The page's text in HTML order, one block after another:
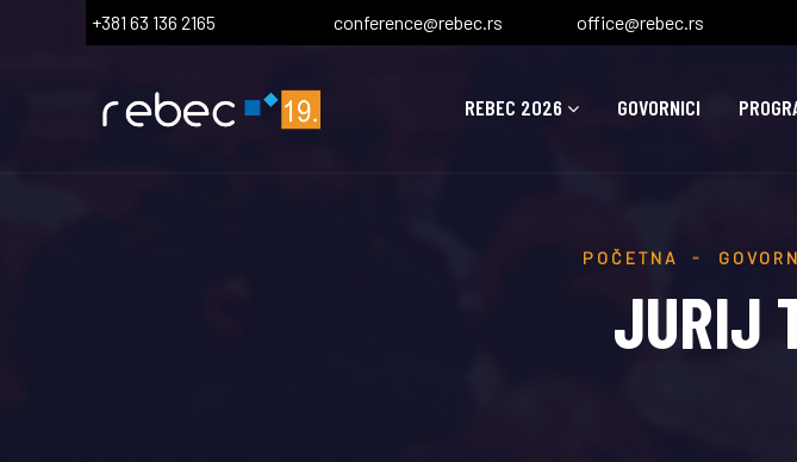
+381 63 136 2165 conference@rebec.rs office@rebec.rs
REBEC 2026 GOVORNICI
POČETNA
JURIJ